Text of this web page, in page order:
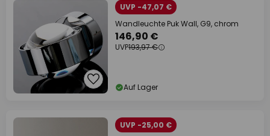
UVP -47,07 €
Wandleuchte Puk Wall, G9, chrom
146,90 €
UVP193,97 €
Auf Lager
UVP -25,00 €